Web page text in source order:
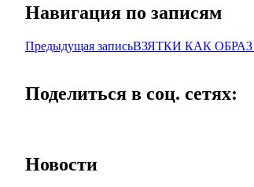
Навигация по записям
Предыдущая записьВЗЯТКИ КАК
Поделиться в соц. сетях:
Новости